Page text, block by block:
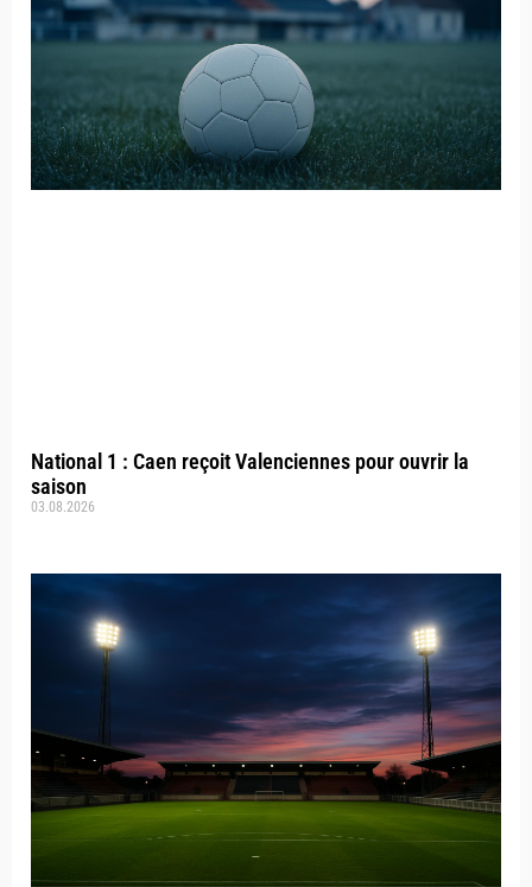
National 1 : Caen reçoit Valenciennes pour ouvrir la
saison
03.08.2026